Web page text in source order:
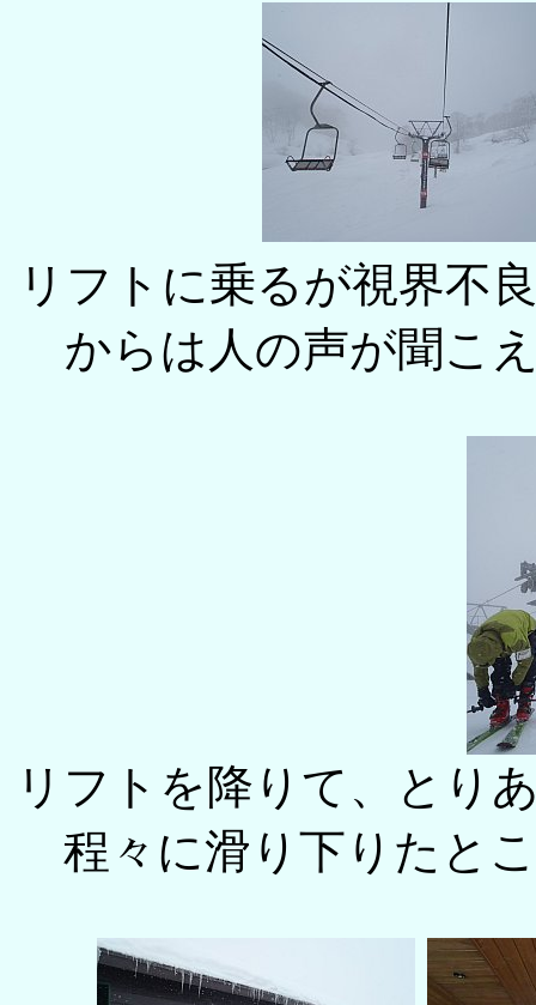
リフトに乗るが視界不
からは人の声が聞こ
リフトを降りて、とり
程々に滑り下りたと